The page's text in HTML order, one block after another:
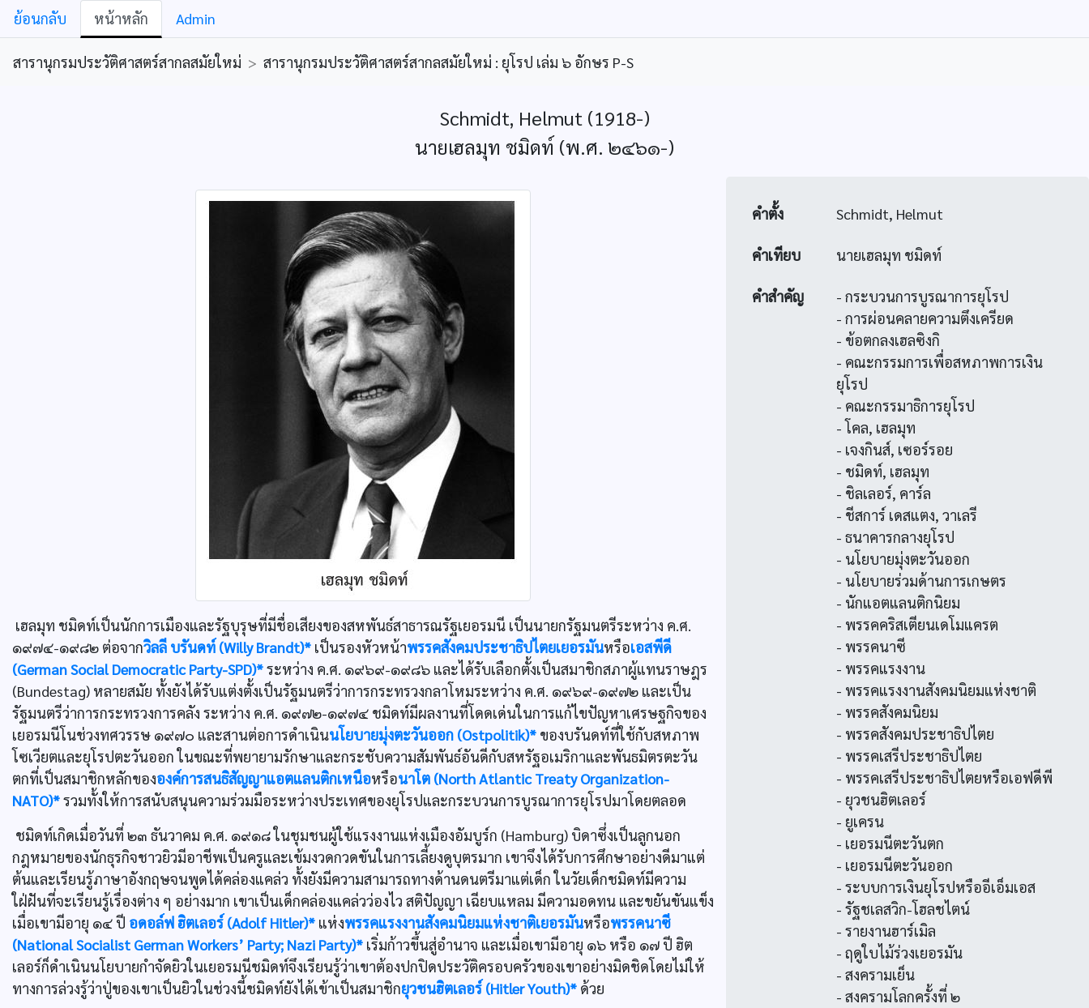
ย้อนกลับ หน้าหลัก Admin
สารานุกรมประวัติศาสตร์สากลสมัยใหม่ > สารานุกรมประวัติศาสตร์สากลสมัยใหม่ : ยุโรป เล่ม ๖ อักษร P-S
Schmidt, Helmut (1918-)
นายเฮลมุท ชมิดท์ (พ.ศ. ๒๔๖๑-)
เฮลมุท ชมิดท์เป็นนักการเมืองและรัฐบุรุษที่มีชื่อเสียงของสหพันธ์สาธารณรัฐเยอรมนี เป็นนายกรัฐมนตรีระหว่าง ค.ศ.
๑๙๗๔-๑๙๘๒ ต่อจากวิลลี บรันดท์ (Willy Brandt)* เป็นรองหัวหน้าพรรคสังคมประชาธิปไตยเยอรมันหรือเอสพีดี
(German Social Democratic Party-SPD)*ระหว่าง ค.ศ. ๑๙๖๙-๑๙๘๖ และได้รับเลือกตั้งเป็นสมาชิกสภาผู้แทนราษฎร
(Bundestag) หลายสมัย ทั้งยังได้รับแต่งตั้งเป็นรัฐมนตรีว่าการกระทรวงกลาโหมระหว่าง ค.ศ. ๑๙๖๙-๑๙๗๒ และเป็น
รัฐมนตรีว่าการกระทรวงการคลัง ระหว่าง ค.ศ. ๑๙๗๒-๑๙๗๔ ชมิดท์มีผลงานที่โดดเด่นในการแก้ไขปัญหาเศรษฐกิจของ
เยอรมนีโนช่วงทศวรรษ ๑๙๗๐ และสานต่อการดำเนินนโยบายมุ่งตะวันออก (Ostpolitik)* ของบรันดท์ที่ใช้กับสหภาพ
โซเวียตและยุโรปตะวันออก ในขณะที่พยายามรักษาและกระชับความสัมพันธ์อันดีกับสหรัฐอเมริกาและพันธมิตรตะวัน
ตกที่เป็นสมาชิกหลักขององค์การสนธิสัญญาแอตแลนติกเหนือหรือนาโต (North Atlantic Treaty Organization-
NATO)*รวมทั้งให้การสนับสนุนความร่วมมือระหว่างประเทศของยุโรปและกระบวนการบูรณาการยุโรปมาโดยตลอด
ชมิดท์เกิดเมื่อวันที่ ๒๓ ธันวาคม ค.ศ. ๑๙๑๘ ในชุมชนผู้ใช้แรงงานแห่งเมืองอัมบูร์ก (Hamburg) บิดาซึ่งเป็นลูกนอก
กฎหมายของนักธุรกิจชาวยิวมีอาชีพเป็นครูและเข้มงวดกวดขันในการเลี้ยงดูบุตรมาก เขาจึงได้รับการศึกษาอย่างดีมาแต่
ต้นและเรียนรู้ภาษาอังกฤษจนพูดได้คล่องแคล่ว ทั้งยังมีความสามารถทางด้านดนตรีมาแต่เด็ก ในวัยเด็กชมิดท์มีความ
ใฝ่ฝันที่จะเรียนรู้เรื่องต่าง ๆ อย่างมาก เขาเป็นเด็กคล่องแคล่วว่องไว สติปัญญา เฉียบแหลม มีความอดทน และขยันขันแข็ง
เมื่อเขามีอายุ ๑๔ ปี อดอล์ฟ ฮิตเลอร์ (Adolf Hitler)* แห่งพรรคแรงงานสังคมนิยมแห่งชาติเยอรมันหรือพรรคนาซี
(National Socialist German Workers’ Party; Nazi Party)* เริ่มก้าวขึ้นสู่อำนาจ และเมื่อเขามีอายุ ๑๖ หรือ ๑๗ ปี ฮิต
เลอร์ก็ดำเนินนโยบายกำจัดยิวในเยอรมนีชมิดท์จึงเรียนรู้ว่าเขาต้องปกปิดประวัติครอบครัวของเขาอย่างมิดชิดโดยไม่ให้
ทางการล่วงรู้ว่าปู่ของเขาเป็นยิวในช่วงนี้ชมิดท์ยังได้เข้าเป็นสมาชิกยุวชนฮิตเลอร์ (Hitler Youth)* ด้วย
คำตั้ง Schmidt, Helmut
คำเทียบ นายเฮลมุท ชมิดท์
คำสำคัญ
- กระบวนการบูรณาการยุโรป
- การผ่อนคลายความตึงเครียด
- ข้อตกลงเฮลซิงกิ
- คณะกรรมการเพื่อสหภาพการเงิน
ยุโรป
- คณะกรรมาธิการยุโรป
- โคล, เฮลมุท
- เจงกินส์, เซอร์รอย
- ชมิดท์, เฮลมุท
- ชิลเลอร์, คาร์ล
- ชีสการ์ เดสแตง, วาเลรี
- ธนาคารกลางยุโรป
- นโยบายมุ่งตะวันออก
- นโยบายร่วมด้านการเกษตร
- นักแอตแลนติกนิยม
- พรรคคริสเตียนเดโมแครต
- พรรคนาซี
- พรรคแรงงาน
- พรรคแรงงานสังคมนิยมแห่งชาติ
- พรรคสังคมนิยม
- พรรคสังคมประชาธิปไตย
- พรรคเสรีประชาธิปไตย
- พรรคเสรีประชาธิปไตยหรือเอฟดีพี
- ยุวชนฮิตเลอร์
- ยูเครน
- เยอรมนีตะวันตก
- เยอรมนีตะวันออก
- ระบบการเงินยุโรปหรืออีเอ็มเอส
- รัฐชเลสวิก-โฮลชไตน์
- รายงานฮาร์เมิล
- ฤดูใบไม้ร่วงเยอรมัน
- สงครามเย็น
- สงครามโลกครั้งที่ ๒